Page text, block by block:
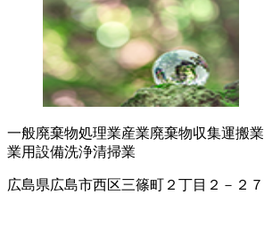
一般廃棄物処理業産業廃棄物収集運搬業
業用設備洗浄清掃業
広島県広島市西区三篠町２丁目２－２７